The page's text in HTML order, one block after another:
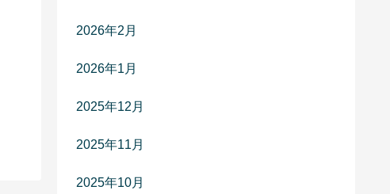
2026年2月
2026年1月
2025年12月
2025年11月
2025年10月